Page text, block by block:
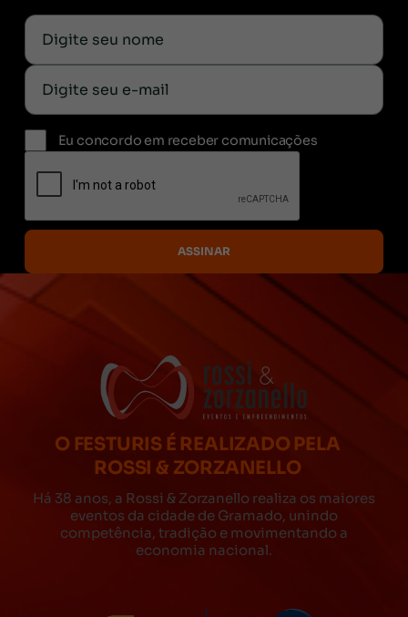
Eu concordo em receber comunicações
O FESTURIS É REALIZADO PELA
ROSSI & ZORZANELLO
Há 38 anos, a Rossi & Zorzanello realiza os maiores
eventos da cidade de Gramado, unindo
competência, tradição e movimentando a
economia nacional.